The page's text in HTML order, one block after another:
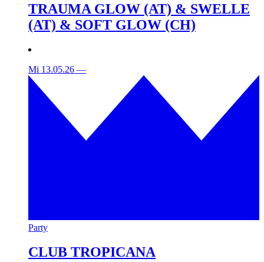
TRAUMA GLOW (AT) & SWELLE
(AT) & SOFT GLOW (CH)
Mi 13.05.26 —
Party
CLUB TROPICANA